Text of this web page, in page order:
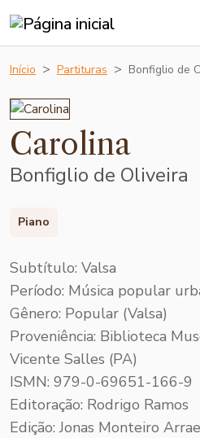
Início Partituras Bonfiglio de
Carolina
Bonfiglio de Oliveira
Piano
Subtítulo: Valsa
Período: Música popular
Gênero: Popular (Valsa)
Proveniência: Biblioteca
Vicente Salles (PA)
ISMN: 979-0-69651-166-9
Editoração: Rodrigo Ramos
Edição: Jonas Monteiro